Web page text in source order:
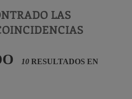
LAS
10 RESULTADOS EN